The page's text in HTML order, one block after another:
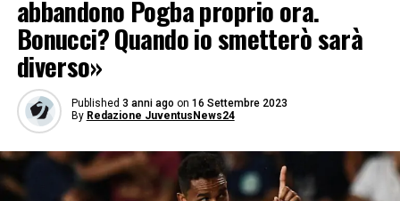
abbandono Pogba proprio ora.
Bonucci? Quando io smetterò sarà
diverso»
Published 3 anni ago on 16 Settembre 2023
By Redazione JuventusNews24